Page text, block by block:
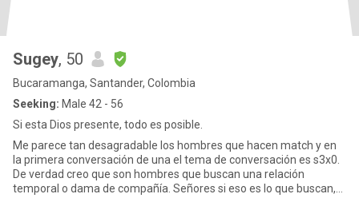
Sugey, 50
Bucaramanga, Santander, Colombia
Seeking: Male 42 - 56
Si esta Dios presente, todo es posible.
Me parece tan desagradable los hombres que hacen match y en
la primera conversación de una el tema de conversación es s3x0.
De verdad creo que son hombres que buscan una relación
temporal o dama de compañía. Señores si eso es lo que buscan,